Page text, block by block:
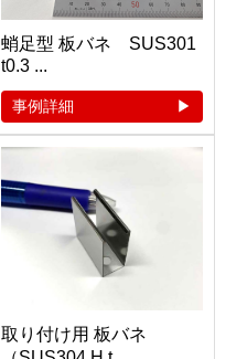
蛸足型 板バネ SUS301
t0.3 ...
事例詳細
取り付け用 板バネ